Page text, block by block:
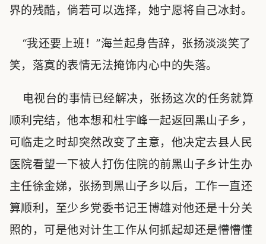
界的残酷，倘若可以选择，她宁愿将自己冰封。
“我还要上班！”海兰起身告辞，张扬淡淡笑了
笑，落寞的表情无法掩饰内心中的失落。
电视台的事情已经解决，张扬这次的任务就算
顺利完结，他本想和杜宇峰一起返回黑山子乡，
可临走之时却突然改变了主意，他决定去县人民
医院看望一下被人打伤住院的前黑山子乡计生办
主任徐金娣，张扬到黑山子乡以后，工作一直还
算顺利，至少乡党委书记王博雄对他还是十分关
照的，可是他对计生工作从何抓起却还是懵懵懂